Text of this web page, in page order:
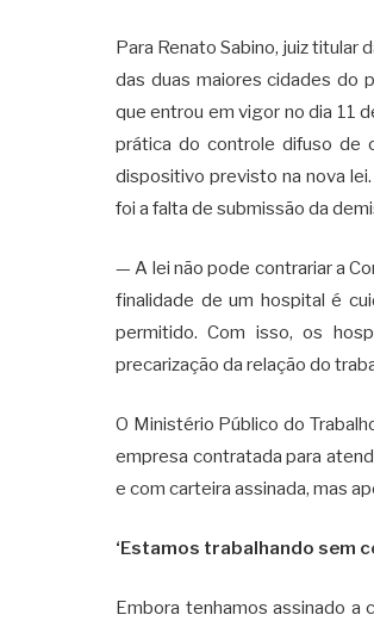
Para Renato Sabino, juiz titular
das duas maiores cidades do
que entrou em vigor no dia 11
prática do controle difuso de
dispositivo previsto na nova
foi a falta de submissão da
— A lei não pode contrariar a
finalidade de um hospital é
permitido. Com isso, os
precarização da relação do
O Ministério Público do
empresa contratada para
e com carteira assinada, mas
‘Estamos trabalhando sem
Embora tenhamos assinado a